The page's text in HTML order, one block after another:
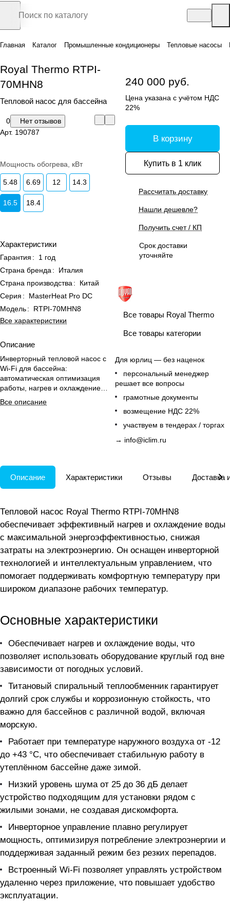
Главная Каталог Промышленные кондиционеры Тепловые насосы
Royal Thermo RTPI-
70MHN8
Тепловой насос для бассейна
0
Нет отзывов
Арт. 190787
Мощность обогрева, кВт
5.48 6.69 12 14.3
16.5 18.4
Характеристики
Гарантия :
1 год
Страна бренда :
Италия
Страна производства :
Китай
Серия :
MasterHeat Pro DC
Модель:
RTPI-70MHN8
Все характеристики
Описание
Инверторный тепловой насос с
Wi-Fi для бассейна:
автоматическая оптимизация
работы, нагрев и охлаждение
воды, тихая работа.
Все описание
240 000 руб.
Цена указана с учётом НДС
22%
В корзину
Купить в 1 клик
Рассчитать доставку
Нашли дешевле?
Получить счет / КП
Срок доставки
уточняйте
Все товары Royal Thermo
Все товары категории
Для юрлиц — без наценок
персональный менеджер
решает все вопросы
грамотные документы
возмещение НДС 22%
участвуем в тендерах / торгах
→ info@iclim.ru
Описание Характеристики Отзывы Доставка
Тепловой насос Royal Thermo RTPI-70MHN8
обеспечивает эффективный нагрев и охлаждение воды
с максимальной энергоэффективностью, снижая
затраты на электроэнергию. Он оснащен инверторной
технологией и интеллектуальным управлением, что
помогает поддерживать комфортную температуру при
широком диапазоне рабочих температур.
Основные характеристики
Обеспечивает нагрев и охлаждение воды, что
позволяет использовать оборудование круглый год вне
зависимости от погодных условий.
Титановый спиральный теплообменник гарантирует
долгий срок службы и коррозионную стойкость, что
важно для бассейнов с различной водой, включая
морскую.
Работает при температуре наружного воздуха от -12
до +43 °C, что обеспечивает стабильную работу в
утеплённом бассейне даже зимой.
Низкий уровень шума от 25 до 36 дБ делает
устройство подходящим для установки рядом с
жилыми зонами, не создавая дискомфорта.
Инверторное управление плавно регулирует
мощность, оптимизируя потребление электроэнергии и
поддерживая заданный режим без резких перепадов.
Встроенный Wi-Fi позволяет управлять устройством
удаленно через приложение, что повышает удобство
эксплуатации.